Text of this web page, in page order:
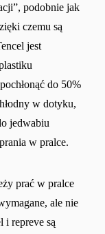
podobnie jak
czemu są
jest
do 50%
w dotyku,
jedwabiu
w pralce.
prać w pralce
ale nie
i repreve są